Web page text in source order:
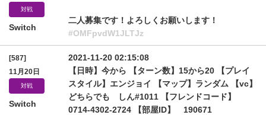
対戦
Switch
二人募集です！よろしくお願いします！
#OMFpvdW1JLTJz
[587]
11月20日
対戦
Switch
2021-11-20 02:15:08
【日時】今から 【ターン数】15から20 【プレイ
スタイル】エンジョイ 【マップ】ランダム 【vc】
どちらでも しん#1011 【フレンドコード】
0714-4302-2724 【部屋ID】 190671